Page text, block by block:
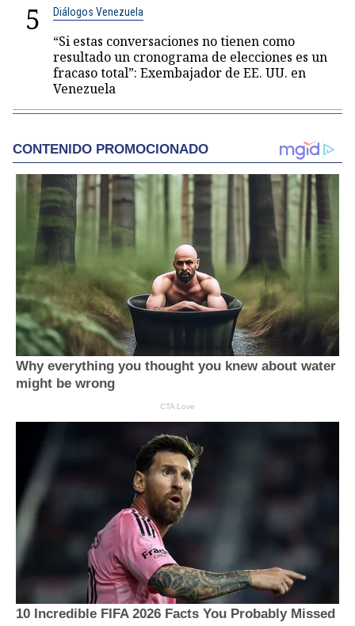
5 Diálogos Venezuela
“Si estas conversaciones no tienen como
resultado un cronograma de elecciones es un
fracaso total”: Exembajador de EE. UU. en
Venezuela